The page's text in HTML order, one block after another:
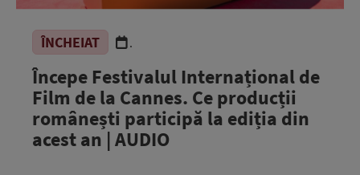
ÎNCHEIAT .
Începe Festivalul Internațional de
Film de la Cannes. Ce producții
românești participă la ediția din
acest an | AUDIO